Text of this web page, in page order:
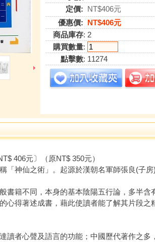
定價: NT$406元
優惠價: NT$406元
商品庫存: 2
購買數量:
點擊數: 11274
406元〕（原NT$ 350元）
神仙之術」。起源於漢朝名軍師張良(子房
籍不同，本身的基本陰陽五行論，多半含
心得著述成書，藉此使讀者能了解其片段之
者心聲及語言的功能；中國歷代著作之多